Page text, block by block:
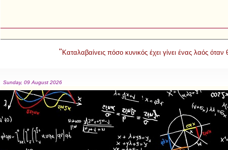
" Καταλαβαίνεις πόσο κυνικός έχει γίνει ένας λαός
Sunday, 09 August 2026